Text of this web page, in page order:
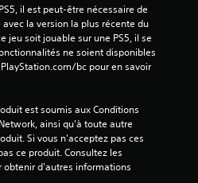
9
a
v
i
il est peut-être nécessaire de
la version la plus récente du
jeu soit jouable sur une PS5, il se
ne soient disponibles
bc pour en savoir
est soumis aux Conditions
ainsi qu'à toute autre
Si vous n'acceptez pas ces
ce produit. Consultez les
d'autres informations